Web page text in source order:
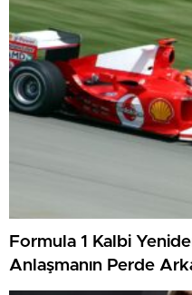
Formula 1 Kalbi
Anlaşmanın Perde